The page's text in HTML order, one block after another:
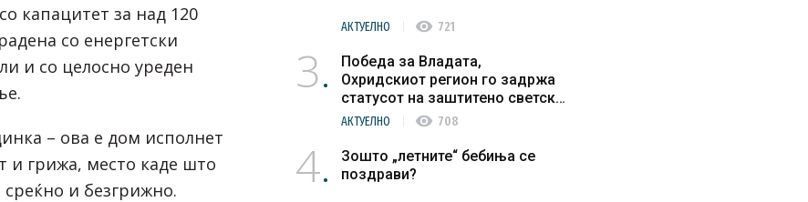
капацитет за над 120
со енергетски
и со целосно уреден
– ова е дом исполнет
и грижа, место каде што
среќно и безгрижно.
АКТУЕЛНО visibility 721
3
Победа за Владата,
Охридскиот регион го задржа
статусот на заштитено светско
културно наследство
АКТУЕЛНО visibility 708
4
Зошто „летните“ бебиња се
поздрави?